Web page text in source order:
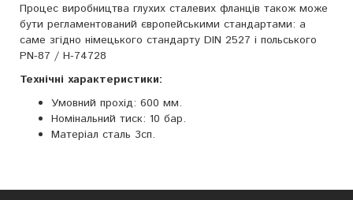
Процес виробництва глухих сталевих фланців також може
бути регламентований європейськими стандартами: а
саме згідно німецького стандарту DIN 2527 і польського
PN-87 / H-74728
Технічні характеристики:
Умовний прохід: 600 мм.
Номінальний тиск: 10 бар.
Матеріал сталь 3сп.